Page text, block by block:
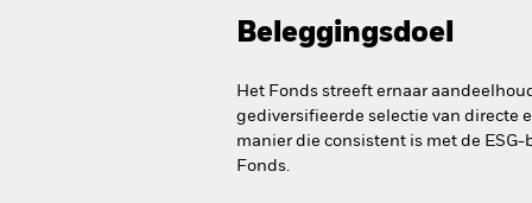
Beleggingsdoel
Het Fonds streeft ernaar
gediversifieerde selectie van directe
manier die consistent is met de
Fonds.